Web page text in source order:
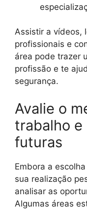
Assistir a vídeos,
profissionais e
área pode trazer
profissão e te
segurança.
Avalie o
trabalho e
futuras
Embora a
sua realização
analisar as
Algumas áreas